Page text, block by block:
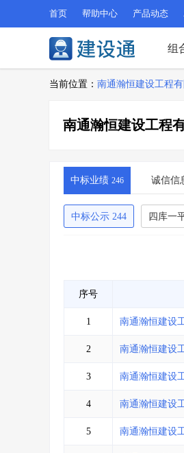
首页 帮助中心 产品动态
分项查询（VIP）
查资质>
查荣誉
>
招标信息 >
行业 / 地区专查
组合查询-广州
组
查荣誉>
项目经理>
招标信息>
四库专查>
当前位置： 南通瀚恒建设工程有
南通瀚恒建设工程
中标业绩 246 诚信信
中标公示 244 四库一
序号
1 南通瀚恒建设
2 南通瀚恒建设
3 南通瀚恒建设
4 南通瀚恒建设
5 南通瀚恒建设